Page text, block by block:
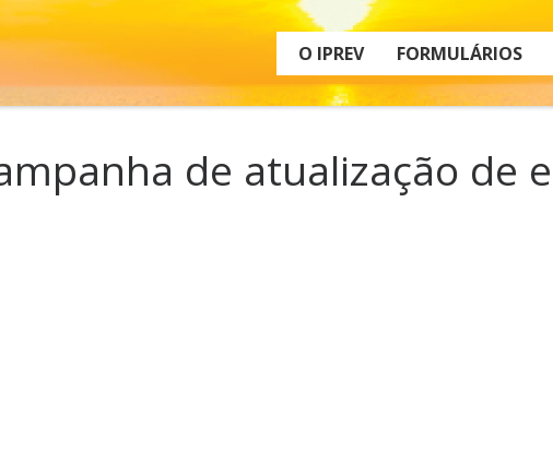
O IPREV FORMULÁRIOS
de atualização de